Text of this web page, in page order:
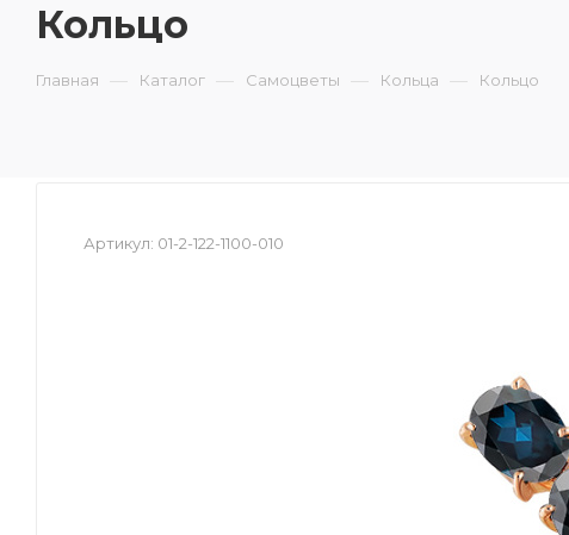
Кольцо
Главная — Каталог — Самоцветы — Кольца — Кольцо
Артикул: 01-2-122-1100-010